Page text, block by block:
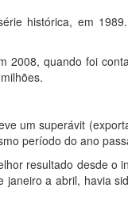
histórica, em
2008, quando foi
um superávit
período do ano
resultado desde o
a abril, havia